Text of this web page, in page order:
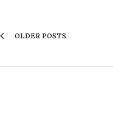
OLDER POSTS